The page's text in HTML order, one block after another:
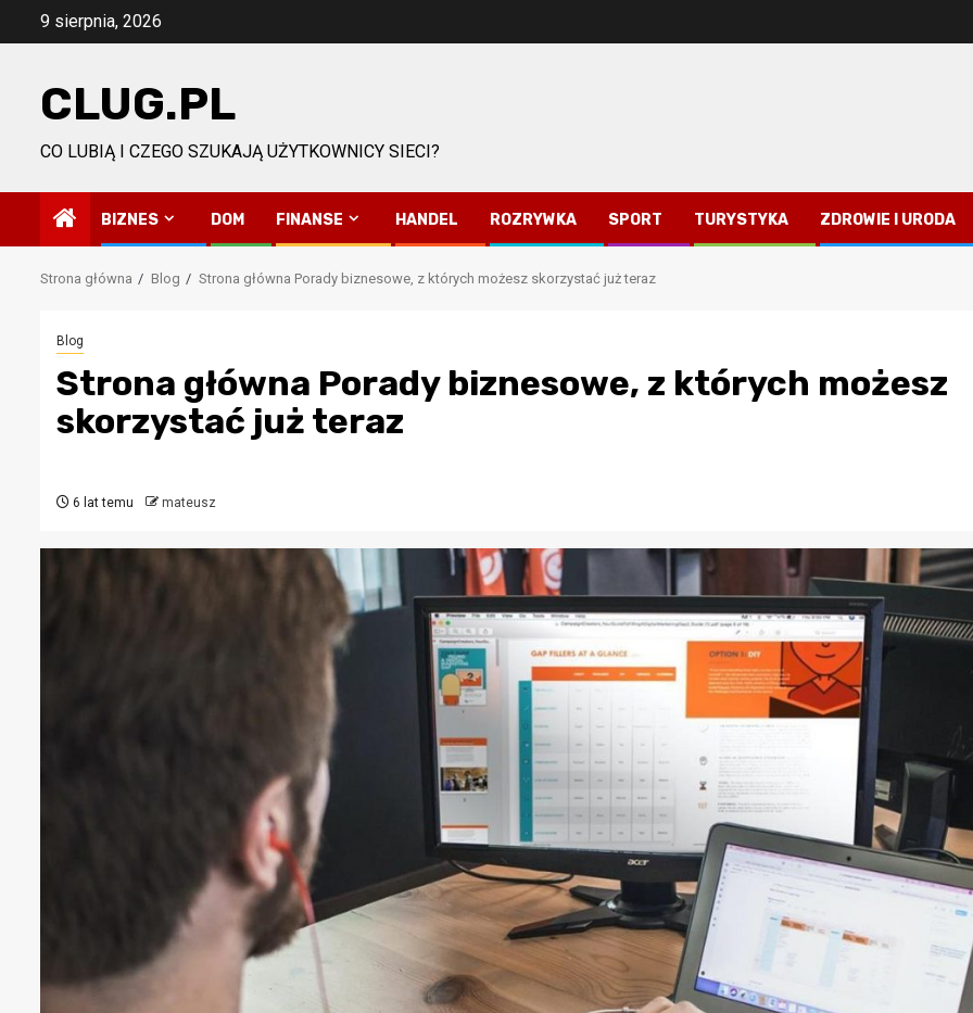
Przejdź9 sierpnia, 2026
CLUG.PL
CO LUBIĄ I CZEGO SZUKAJĄ UŻYTKOWNICY SIECI?
BIZNES DOM FINANSE HANDEL ROZRYWKA SPORT TURYSTYKA ZDROWIE I URODA
Strona główna Blog Strona główna Porady biznesowe, z których możesz skorzystać już teraz
Blog
Strona główna Porady biznesowe, z których możesz
skorzystać już teraz
6 lat temu mateusz